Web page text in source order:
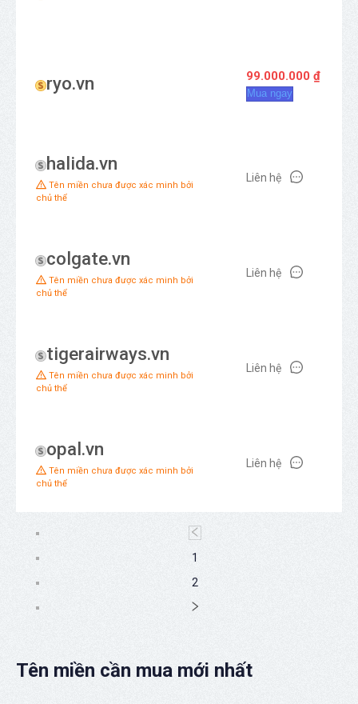
ryo.vn 99.000.000 ₫
Mua ngay
halida.vn
Tên miền chưa được xác minh bởi
chủ thể
Liên hệ
colgate.vn
Tên miền chưa được xác minh bởi
chủ thể
Liên hệ
tigerairways.vn
Tên miền chưa được xác minh bởi
chủ thể
Liên hệ
opal.vn
Tên miền chưa được xác minh bởi
chủ thể
Liên hệ
1
2
Tên miền cần mua mới nhất